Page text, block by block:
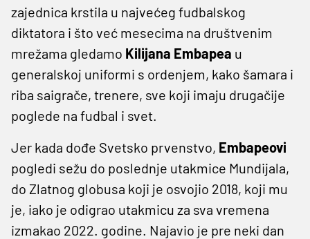
zajednica krstila u najvećeg fudbalskog
diktatora i što već mesecima na društvenim
mrežama gledamo Kilijana Embapea u
generalskoj uniformi s ordenjem, kako šamara i
riba saigrače, trenere, sve koji imaju drugačije
poglede na fudbal i svet.
Jer kada dođe Svetsko prvenstvo, Embapeovi
pogledi sežu do poslednje utakmice Mundijala,
do Zlatnog globusa koji je osvojio 2018, koji mu
je, iako je odigrao utakmicu za sva vremena
izmakao 2022. godine. Najavio je pre neki dan